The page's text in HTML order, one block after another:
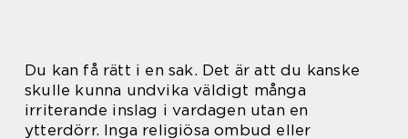
Du kan få rätt i en sak. Det är att du kanske
skulle kunna undvika väldigt många
irriterande inslag i vardagen utan en
ytterdörr. Inga religiösa ombud eller